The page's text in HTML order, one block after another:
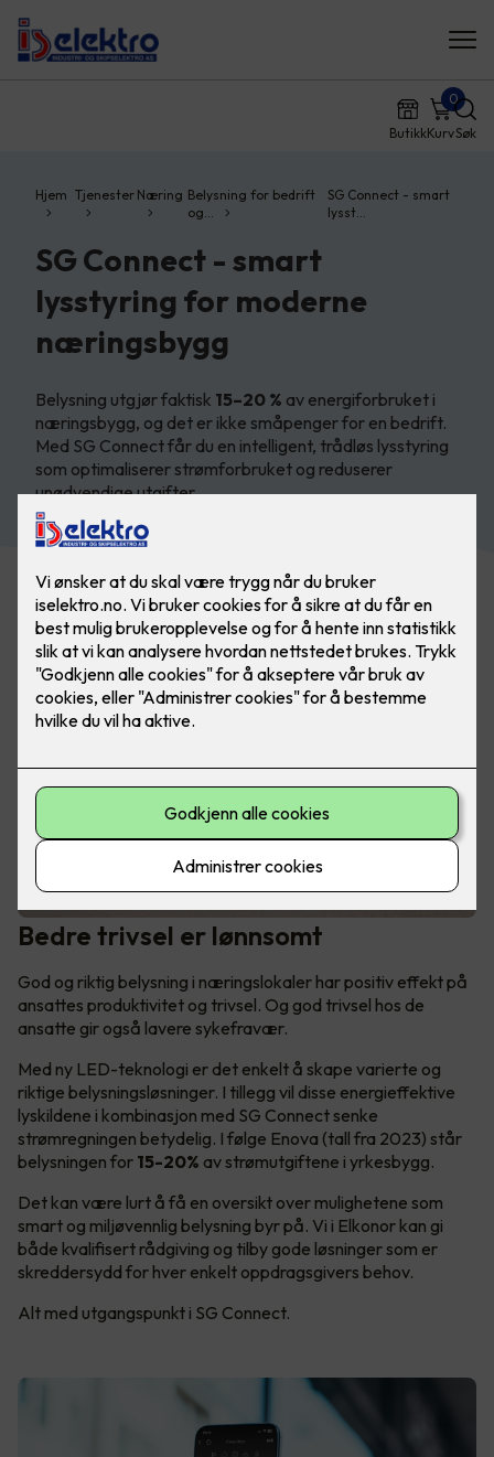
ButikkKurv
0
Søk
Hjem Tjenester Næring Belysning for bedrift
og…
SG Connect - smart
lysst…
SG Connect - smart
lysstyring for moderne
næringsbygg
Belysning utgjør faktisk 15–20 % av energiforbruket i
næringsbygg, og det er ikke småpenger for en bedrift.
Med SG Connect får du en intelligent, trådløs lysstyring
som optimaliserer strømforbruket og reduserer
unødvendige utgifter.
Bedre trivsel er lønnsomt
God og riktig belysning i næringslokaler har positiv effekt på
ansattes produktivitet og trivsel. Og god trivsel hos de
ansatte gir også lavere sykefravær.
Med ny LED-teknologi er det enkelt å skape varierte og
riktige belysningsløsninger. I tillegg vil disse energieffektive
lyskildene i kombinasjon med SG Connect senke
strømregningen betydelig. I følge Enova (tall fra 2023) står
belysningen for 15-20% av strømutgiftene i yrkesbygg.
Det kan være lurt å få en oversikt over mulighetene som
smart og miljøvennlig belysning byr på. Vi i Elkonor kan gi
både kvalifisert rådgiving og tilby gode løsninger som er
skreddersydd for hver enkelt oppdragsgivers behov.
Alt med utgangspunkt i SG Connect.